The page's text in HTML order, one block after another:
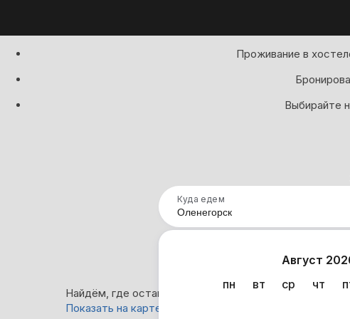
Проживание в
Выбирайте
Куда едем
Август
пн
вт ср чт
Найдём, где остановиться в Оленегорске: 32 варианта
Показать на карте